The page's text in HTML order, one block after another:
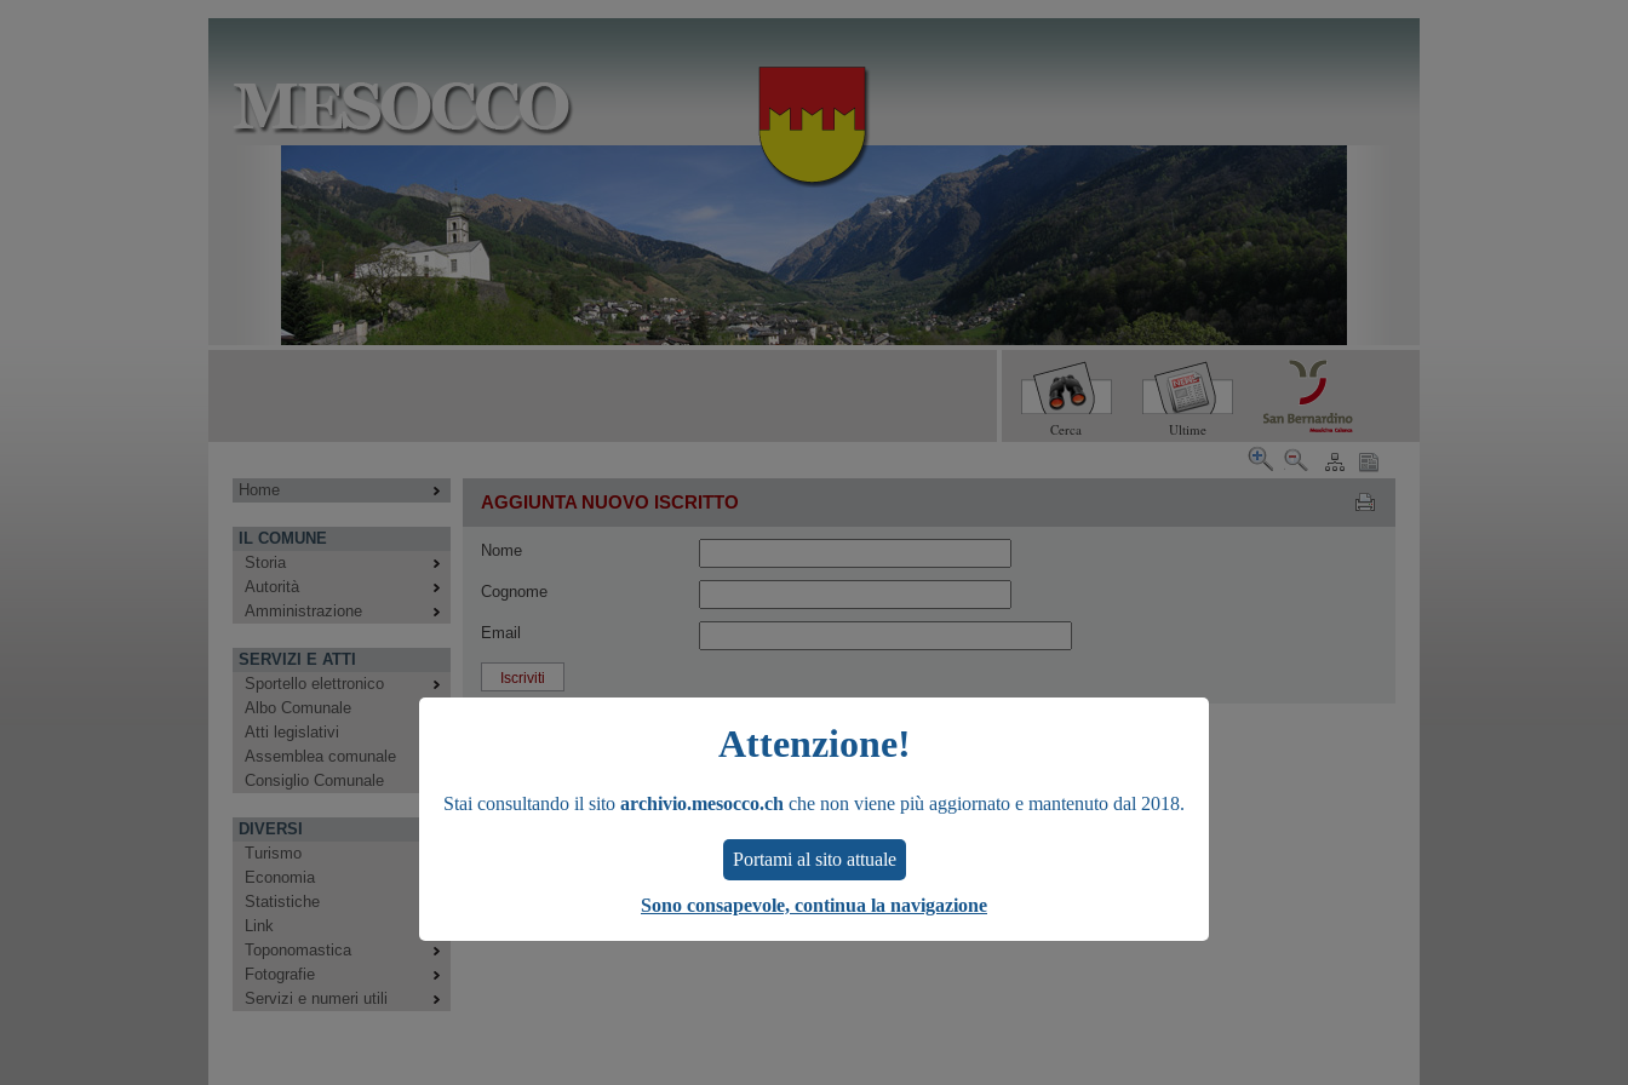
Attenzione!
Stai consultando il sito archivio.mesocco.ch che non viene più aggiornato e mantenuto dal 2018.
Portami al sito attuale
Sono consapevole, continua la navigazione
Cerca Ultime
Home
IL COMUNE
Storia
Autorità
Amministrazione
SERVIZI E ATTI
Sportello elettronico
Albo Comunale
Atti legislativi
Assemblea comunale
Consiglio Comunale
DIVERSI
Turismo
Economia
Statistiche
Link
Toponomastica
Fotografie
Servizi e numeri utili
AGGIUNTA NUOVO ISCRITTO
Nome
Cognome
Email